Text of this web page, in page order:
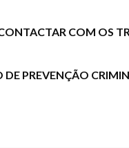
COM OS
PREVENÇÃO